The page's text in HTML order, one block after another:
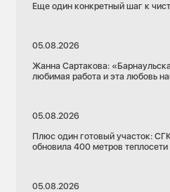
Еще один конкретный шаг к
05.08.2026
Жанна Сартакова:
любимая работа и эта любовь
05.08.2026
Плюс один готовый участок:
обновила 400 метров
05.08.2026